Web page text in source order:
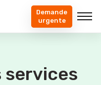
Demande
urgente
services